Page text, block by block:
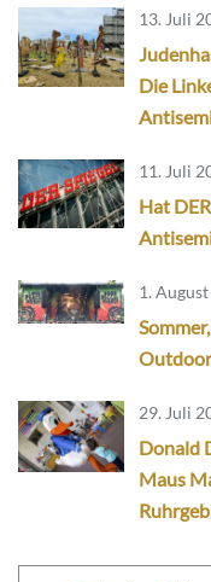
13. Juli
Die
11. Juli
Hat
1.
29. Juli
Donald
Maus